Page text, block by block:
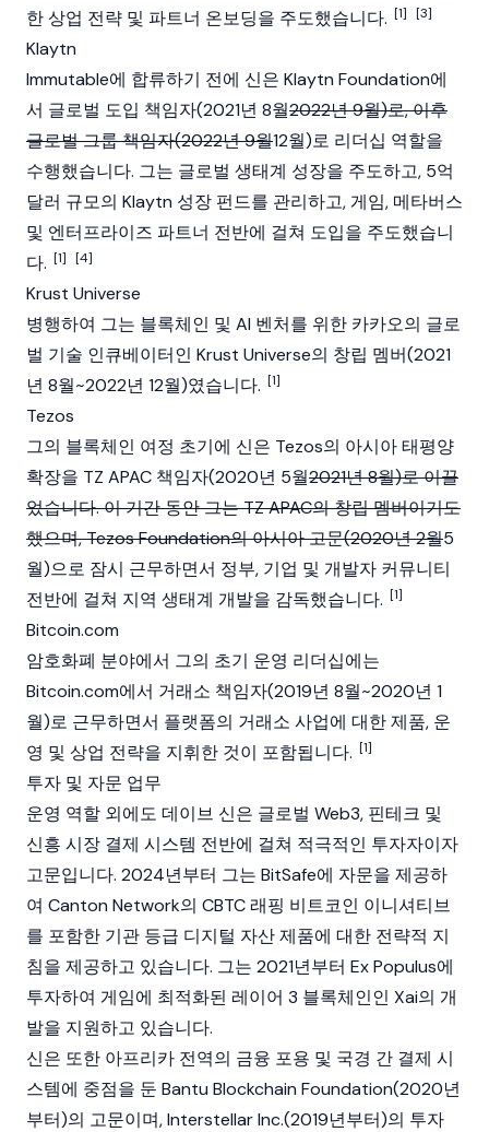
한 상업 전략 및 파트너 온보딩을 주도했습니다. [1] [3]
Klaytn
Immutable에 합류하기 전에 신은 Klaytn Foundation에
서 글로벌 도입 책임자(2021년 8월2022년 9월)로, 이후
글로벌 그룹 책임자(2022년 9월12월)로 리더십 역할을
수행했습니다. 그는 글로벌 생태계 성장을 주도하고, 5억
달러 규모의 Klaytn 성장 펀드를 관리하고, 게임, 메타버스
및 엔터프라이즈 파트너 전반에 걸쳐 도입을 주도했습니
다. [1] [4]
Krust Universe
병행하여 그는 블록체인 및 AI 벤처를 위한 카카오의 글로
벌 기술 인큐베이터인 Krust Universe의 창립 멤버(2021
년 8월~2022년 12월)였습니다. [1]
Tezos
그의 블록체인 여정 초기에 신은 Tezos의 아시아 태평양
확장을 TZ APAC 책임자(2020년 5월2021년 8월)로 이끌
었습니다. 이 기간 동안 그는 TZ APAC의 창립 멤버이기도
했으며,TezosFoundation의 아시아 고문(2020년 2월5
월)으로 잠시 근무하면서 정부, 기업 및 개발자 커뮤니티
전반에 걸쳐 지역 생태계 개발을 감독했습니다. [1]
Bitcoin.com
암호화폐 분야에서 그의 초기 운영 리더십에는
Bitcoin.com에서 거래소 책임자(2019년 8월~2020년 1
월)로 근무하면서 플랫폼의 거래소 사업에 대한 제품, 운
영 및 상업 전략을 지휘한 것이 포함됩니다. [1]
투자 및 자문 업무
운영 역할 외에도 데이브 신은 글로벌 Web3, 핀테크 및
신흥 시장 결제 시스템 전반에 걸쳐 적극적인 투자자이자
고문입니다. 2024년부터 그는 BitSafe에 자문을 제공하
여 Canton Network의 CBTC 래핑 비트코인 이니셔티브
를 포함한 기관 등급 디지털 자산 제품에 대한 전략적 지
침을 제공하고 있습니다. 그는 2021년부터 Ex Populus에
투자하여 게임에 최적화된 레이어 3 블록체인인 Xai의 개
발을 지원하고 있습니다.
신은 또한 아프리카 전역의 금융 포용 및 국경 간 결제 시
스템에 중점을 둔 Bantu Blockchain Foundation(2020년
부터)의 고문이며, Interstellar Inc.(2019년부터)의 투자